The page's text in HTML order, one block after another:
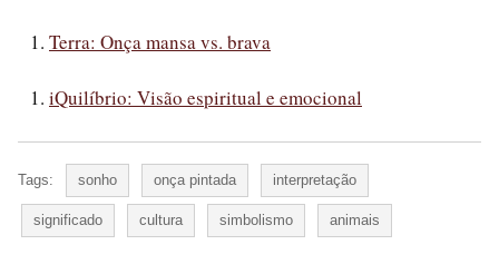
Terra: Onça mansa vs. brava
iQuilíbrio: Visão espiritual e emocional
Tags: sonho onça pintada interpretação
significado cultura simbolismo animais